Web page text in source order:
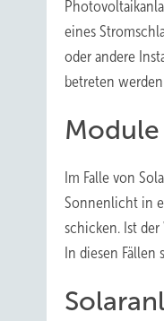
eines
oder andere
betreten
Im Falle von
Sonnenlicht in
schicken. Ist
In diesen